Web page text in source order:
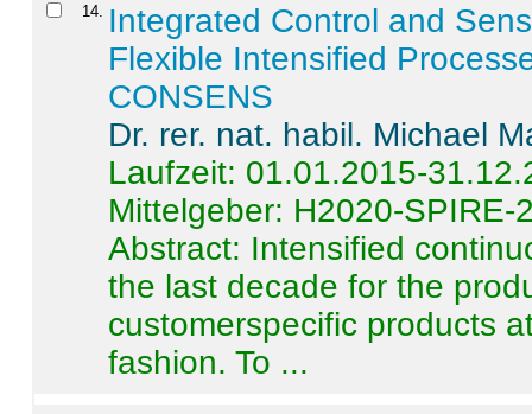
14
Integrated Control and
Flexible Intensified
CONSENS
Dr. rer. nat. habil. Michael
Laufzeit: 01.01.2015-
Mittelgeber: H2020-SPIRE-
Abstract: Intensified
the last decade for the
customerspecific products
fashion. To ...